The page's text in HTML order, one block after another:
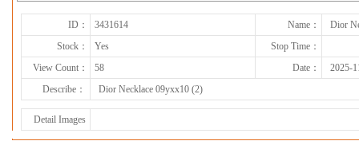
ID： 3431614 Name：
Dior
Stock：
Yes
Stop Time：
View Count：
58 Date：
2025-
Describe：
Dior Necklace 09yxx10 (2)
Detail Images